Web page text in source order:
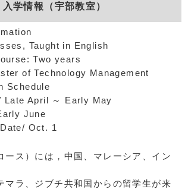
入学情報（宇部教室）
Taught in English
Two years
of Technology Management
Schedule
April ～ Early May
June
Oct. 1
ース）には，中国、マレーシア、イン
マラ、ジブチ共和国からの留学生が来